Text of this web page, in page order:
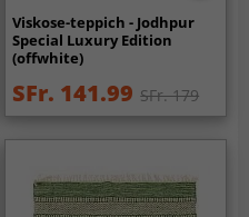
Viskose-teppich - Jodhpur
Special Luxury Edition
(offwhite)
SFr. 141.99 SFr. 179